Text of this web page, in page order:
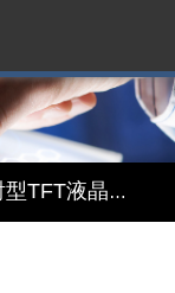
【省エネ革新】超低消費電力 反射型TFT液晶モジュール